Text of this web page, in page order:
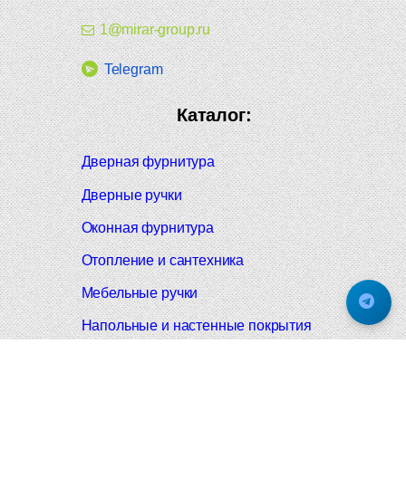
1@mirar-group.ru
Telegram
Каталог:
Дверная фурнитура
Дверные ручки
Оконная фурнитура
Отопление и сантехника
Мебельные ручки
Напольные и настенные покрытия